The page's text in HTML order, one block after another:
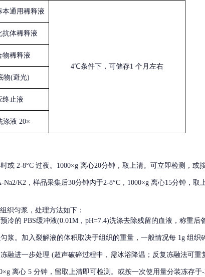
本通用稀释液
4℃条件下，可储存1 个月左右
抗体稀释液
物稀释液
物(避光)
终止液
涤液 20×
或 2-8°C 过夜。1000×g 离心20分钟，取上清。可立即检测，或
Na2/K2，样品采集后30分钟内于2-8°C，1000×g 离心15分钟，
织匀浆，处理方法如下：
冷的 PBS缓冲液(0.01M，pH=7.4)洗涤去除残留的血液，称重后
浆。加入裂解液的体积取决于组织的重量，一般情况每 1g 组织
融进一步处理 (超声破碎过程中，需冰浴降温；反复冻融法可重
离心 5 分钟，留取上清即可检测。或按一次使用量分装冻存于-